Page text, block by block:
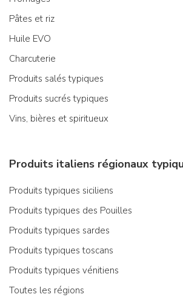
Pâtes et riz
Huile EVO
Charcuterie
Produits salés typiques
Produits sucrés typiques
Vins, bières et spiritueux
Produits italiens régionaux
Produits typiques siciliens
Produits typiques des Pouilles
Produits typiques sardes
Produits typiques toscans
Produits typiques vénitiens
Toutes les régions